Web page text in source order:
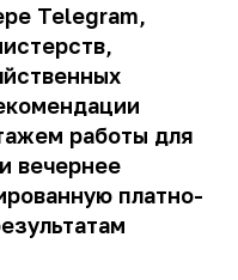
Telegram,
работы для
вечернее
платно-